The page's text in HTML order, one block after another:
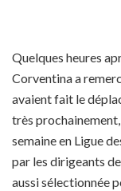
Quelques heures
Corventina a
avaient fait le
très
semaine en Ligue
par les dirigeants
aussi sélectionnée